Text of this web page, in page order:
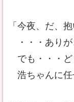
「今夜、だ、
・・・ありが
でも・・・ど
浩ちゃんに任